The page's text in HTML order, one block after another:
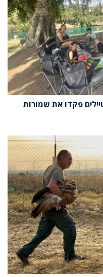
פקדו את שמורות